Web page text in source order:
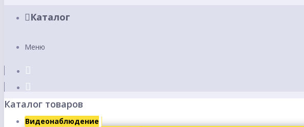
Каталог
Меню
Каталог товаров
Видеонаблюдение